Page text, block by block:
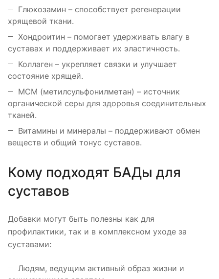
Глюкозамин – способствует регенерации
хрящевой ткани.
Хондроитин – помогает удерживать влагу в
суставах и поддерживает их эластичность.
Коллаген – укрепляет связки и улучшает
состояние хрящей.
МСМ (метилсульфонилметан) – источник
органической серы для здоровья соединительных
тканей.
Витамины и минералы – поддерживают обмен
веществ и общий тонус суставов.
Кому подходят БАДы для
суставов
Добавки могут быть полезны как для
профилактики, так и в комплексном уходе за
суставами:
Людям, ведущим активный образ жизни и